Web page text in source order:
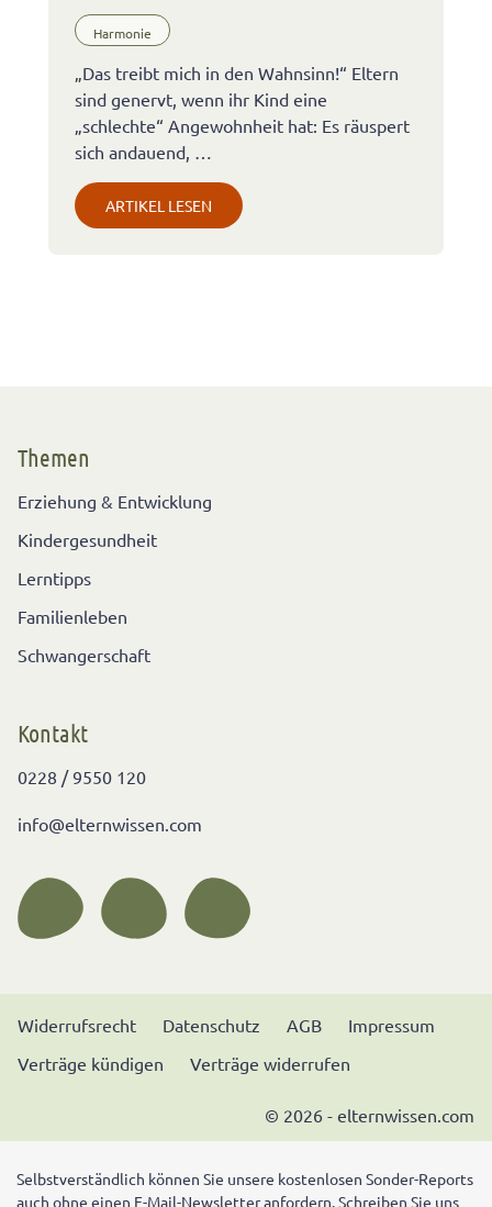
Harmonie
„Das treibt mich in den Wahnsinn!“ Eltern
sind genervt, wenn ihr Kind eine
„schlechte“ Angewohnheit hat: Es räuspert
sich andauend, …
ARTIKEL LESEN
Themen
Erziehung & Entwicklung
Kindergesundheit
Lerntipps
Familienleben
Schwangerschaft
Kontakt
0228 / 9550 120
info@elternwissen.com
Widerrufsrecht Datenschutz AGB
Impressum
Verträge kündigen
Verträge widerrufen
© 2026 - elternwissen.com
Selbstverständlich können Sie unsere kostenlosen Sonder-Reports
auch ohne einen E-Mail-Newsletter anfordern. Schreiben Sie uns